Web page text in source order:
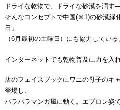
ドライな乾物で、ドライな砂漠を潤す
そんなコンセプトで中国(※1)の砂漠緑
日」
（6月最初の土曜日）にも協力している
インターネットでも乾物普及に力を入れ
店のフェイスブックにワニの母子のキ
登場し、
パラパラマンガ風に動く。エプロン姿